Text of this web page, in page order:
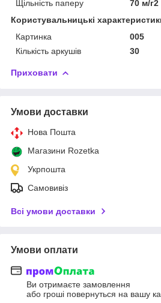
Щільність паперу
70 м/г2
Користувальницькі
Картинка
005
Кількість аркушів
30
Приховати
Умови доставки
Нова Пошта
Магазини Rozetka
Укрпошта
Самовивіз
Всі умови доставки
Умови оплати
Ви отримаєте замовлення
або гроші повернуться на вашу